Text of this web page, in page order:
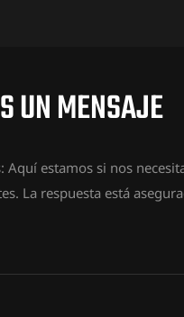
UN MENSAJE
Aquí estamos si nos
La respuesta está